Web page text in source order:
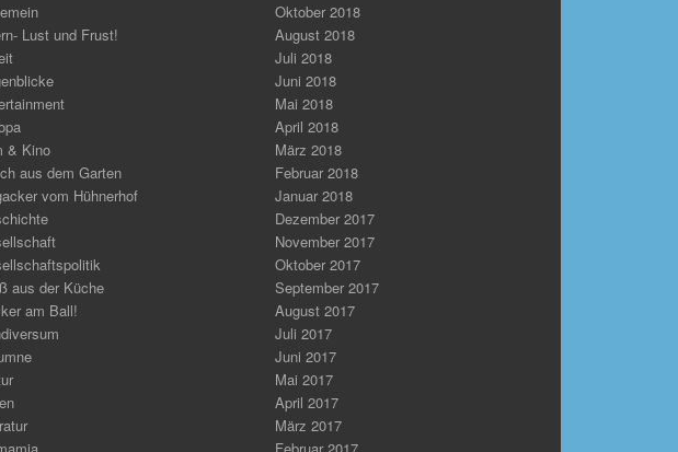
Lust und Frust!
& Kino
aus dem Garten
vom Hühnerhof
aus der Küche
am Ball!
Oktober 2018
August 2018
Juli 2018
Juni 2018
Mai 2018
April 2018
März 2018
Februar 2018
Januar 2018
Dezember 2017
November 2017
Oktober 2017
September 2017
August 2017
Juli 2017
Juni 2017
Mai 2017
April 2017
März 2017